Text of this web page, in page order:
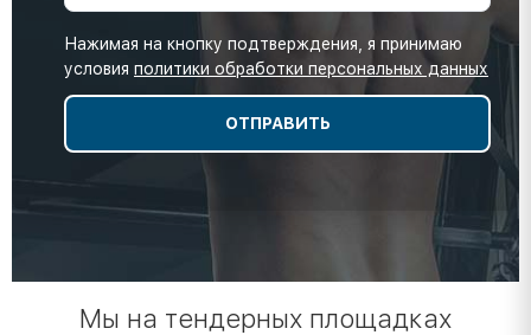
Нажимая на кнопку подтверждения, я принимаю
условия политики обработки персональных данных
Мы на тендерных площадках